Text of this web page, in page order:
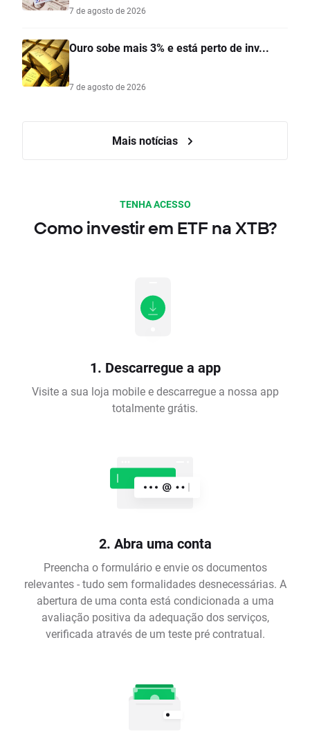
7 de agosto de 2026
Ouro sobe mais 3% e está perto de inv...
7 de agosto de 2026
Mais notícias
TENHA ACESSO
Como investir em ETF na XTB?
1. Descarregue a app
Visite a sua loja mobile e descarregue a nossa app
totalmente grátis.
2. Abra uma conta
Preencha o formulário e envie os documentos
relevantes - tudo sem formalidades desnecessárias. A
abertura de uma conta está condicionada a uma
avaliação positiva da adequação dos serviços,
verificada através de um teste pré contratual.